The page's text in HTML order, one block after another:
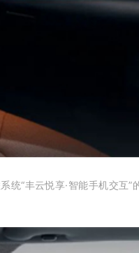
“丰云悦享·智能手机交互”